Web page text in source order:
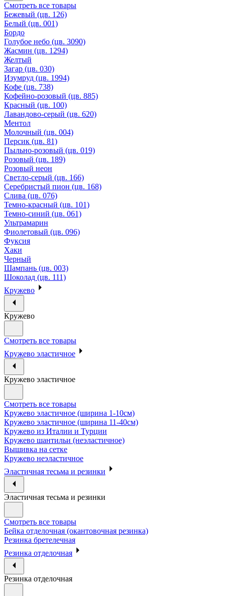
Смотреть все товары
Бежевый (цв. 126)
Белый (цв. 001)
Бордо
Голубое небо (цв. 3090)
Жасмин (цв. 1294)
Желтый
Загар (цв. 030)
Изумруд (цв. 1994)
Кофе (цв. 738)
Кофейно-розовый (цв. 885)
Красный (цв. 100)
Лавандово-серый (цв. 620)
Ментол
Молочный (цв. 004)
Персик (цв. 81)
Пыльно-розовый (цв. 019)
Розовый (цв. 189)
Розовый неон
Светло-серый (цв. 166)
Серебристый пион (цв. 168)
Слива (цв. 076)
Темно-красный (цв. 101)
Темно-синий (цв. 061)
Ультрамарин
Фиолетовый (цв. 096)
Фуксия
Хаки
Черный
Шампань (цв. 003)
Шоколад (цв. 111)
Кружево
Кружево
Смотреть все товары
Кружево эластичное
Кружево эластичное
Смотреть все товары
Кружево эластичное (ширина 1-10см)
Кружево эластичное (ширина 11-40см)
Кружево из Италии и Турции
Кружево шантильи (неэластичное)
Вышивка на сетке
Кружево неэластичное
Эластичная тесьма и резинки
Эластичная тесьма и резинки
Смотреть все товары
Бейка отделочная (окантовочная резинка)
Резинка бретелечная
Резинка отделочная
Резинка отделочная